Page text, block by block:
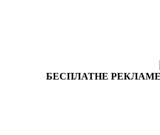
БЕСПЛАТНЕ